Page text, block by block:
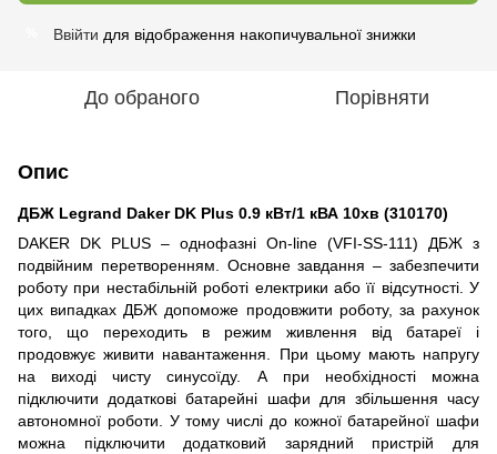
Ввійти для відображення накопичувальної знижки
До обраного Порівняти
Опис
ДБЖ Legrand Daker DK Plus 0.9 кВт/1 кВА 10хв (310170)
DAKER DK PLUS – однофазні On-line (VFI-SS-111) ДБЖ з
подвійним перетворенням. Основне завдання – забезпечити
роботу при нестабільній роботі електрики або її відсутності. У
цих випадках ДБЖ допоможе продовжити роботу, за рахунок
того, що переходить в режим живлення від батареї і
продовжує живити навантаження. При цьому мають напругу
на виході чисту синусоїду. А при необхідності можна
підключити додаткові батарейні шафи для збільшення часу
автономної роботи. У тому числі до кожної батарейної шафи
можна підключити додатковий зарядний пристрій для